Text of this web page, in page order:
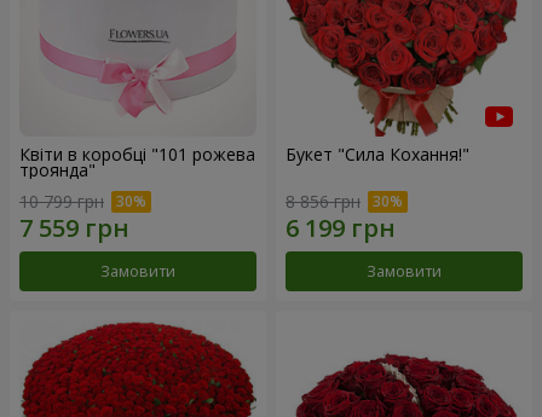
Квіти в коробці "101 рожева
троянда"
10 799 грн
Замовити
Букет "Сила Кохання!"
8 856 грн
Замовити